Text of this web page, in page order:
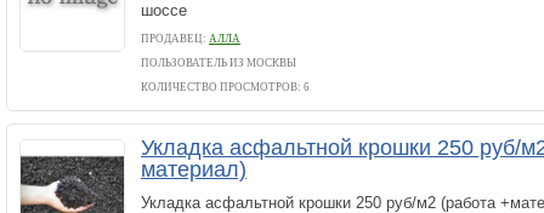
шоссе
ПРОДАВЕЦ: АЛЛА
ПОЛЬЗОВАТЕЛЬ ИЗ МОСКВЫ
КОЛИЧЕСТВО ПРОСМОТРОВ: 6
Укладка асфальтной крошки 250 руб/
материал)
Укладка асфальтной крошки 250 руб/м2 (работа